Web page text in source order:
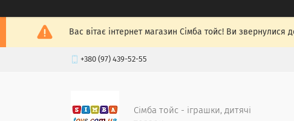
Вас вітає інтернет магазин Сімба тойс! Ви
+380 (97) 439-52-55
Сімба тойс - іграшки, дитячі